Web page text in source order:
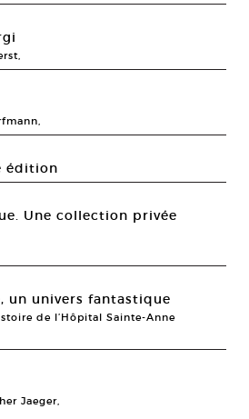
édition
Une collection privée
un univers fantastique
de l’Hôpital Sainte-Anne
Jaeger,